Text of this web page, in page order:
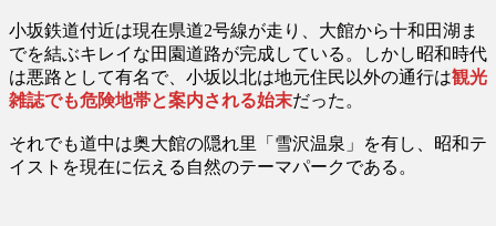
小坂鉄道付近は現在県道2号線が走り、大館から十和田湖ま
でを結ぶキレイな田園道路が完成している。しかし昭和時代
は悪路として有名で、小坂以北は地元住民以外の通行は観光
雑誌でも危険地帯と案内される始末だった。
それでも道中は奥大館の隠れ里「雪沢温泉」を有し、昭和テ
イストを現在に伝える自然のテーマパークである。